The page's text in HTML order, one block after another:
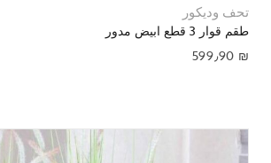
تحف وديكور
طقم قوار 3 قطع ابيض مدور
599٫90 ₪